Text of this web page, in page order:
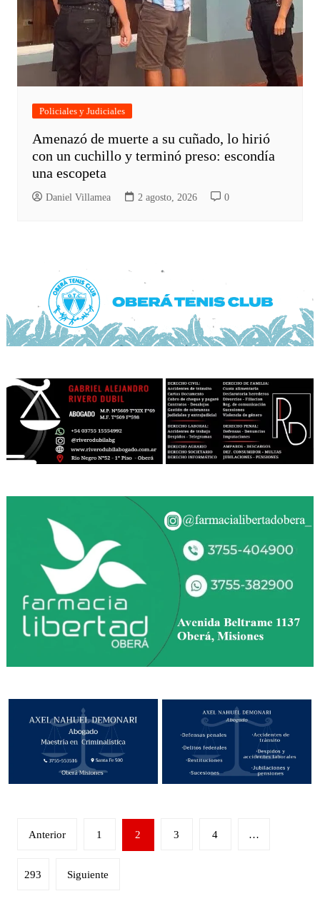
Policiales y Judiciales
Amenazó de muerte a su cuñado, lo hirió
con un cuchillo y terminó preso: escondía
una escopeta
Daniel Villamea 2 agosto, 2026 0
Paginación
entradas
Anterior 1 2 3 4 …
293 Siguiente